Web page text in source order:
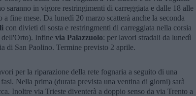
saranno in vigore restringimenti di carreggiata e dalle 18 alle
fine mese. Da lunedì 20 marzo scatterà anche la seconda
con divieti di sosta e restringmenti di carreggiata nella corsia
dell'Orto). Infine via Palazzuolo: per lavori stradali da lunedì
di San Paolino. Termine previsto 2 aprile.
per la riparazione della rete fognaria a seguito di una
Nella prima (durata prevista una ventina di giorni) sarà
Inoltre via Trieste diventerà a doppio senso da via Trento a